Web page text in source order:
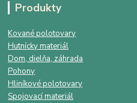
Produkty
Kované polotovary
Hutnícky materiál
Dom, dielňa, záhrada
Pohony
Hliníkové polotovary
Spojovací materiál